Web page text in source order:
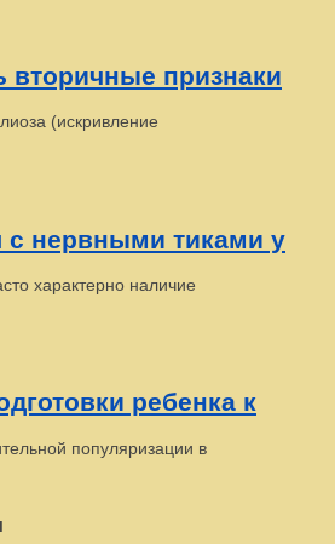
вторичные признаки
(искривление
с нервными тиками у
характерно наличие
ребенка к
популяризации в